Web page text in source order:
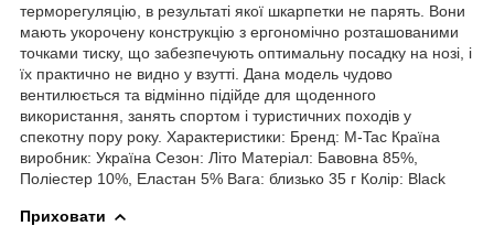
терморегуляцію, в результаті якої шкарпетки не парять. Вони
мають укорочену конструкцію з ергономічно розташованими
точками тиску, що забезпечують оптимальну посадку на нозі, і
їх практично не видно у взутті. Дана модель чудово
вентилюється та відмінно підійде для щоденного
використання, занять спортом і туристичних походів у
спекотну пору року. Характеристики: Бренд: M-Tac Країна
виробник: Україна Сезон: Літо Матеріал: Бавовна 85%,
Поліестер 10%, Еластан 5% Вага: близько 35 г Колір: Black
Приховати